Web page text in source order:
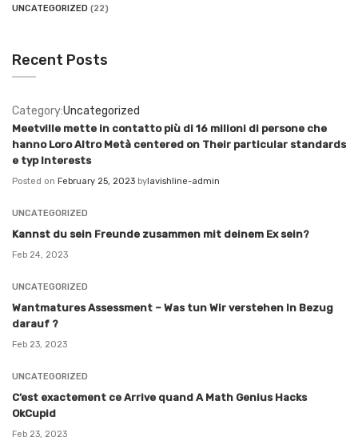
UNCATEGORIZED (22)
Recent Posts
Category:Uncategorized
Meetville mette in contatto più di 16 milioni di persone che
hanno Loro Altro Metà centered on Their particular standards
e typ Interests
Posted on February 25, 2023 bylavishline-admin
UNCATEGORIZED
Kannst du sein Freunde zusammen mit deinem Ex sein?
Feb 24, 2023
UNCATEGORIZED
Wantmatures Assessment – Was tun Wir verstehen In Bezug
darauf ?
Feb 23, 2023
UNCATEGORIZED
C’est exactement ce Arrive quand A Math Genius Hacks
OkCupid
Feb 23, 2023